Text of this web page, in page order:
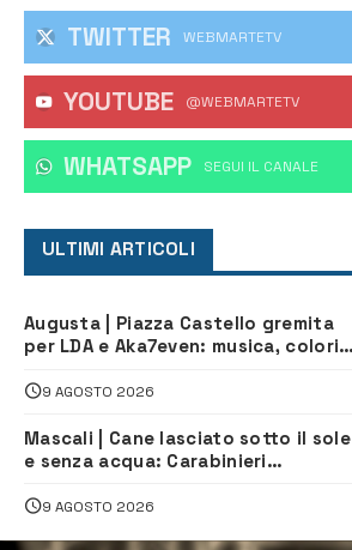
TWITTER WEBMARTETV
YOUTUBE @WEBMARTETV
WHATSAPP ‎SEGUI IL CANALE
ULTIMI ARTICOLI
Augusta | Piazza Castello gremita
per LDA e Aka7even: musica, colori
9 AGOSTO 2026
Mascali | Cane lasciato sotto il sole
e senza acqua: Carabinieri
9 AGOSTO 2026